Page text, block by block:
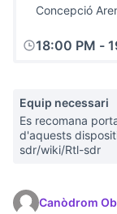
Concepció
18:00 PM -
Equip necessari
Es recomana
d'aquests
sdr/wiki/Rtl-sdr
Canòdrom